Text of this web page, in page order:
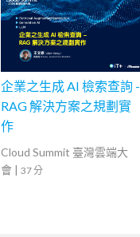
企業之生成 AI 檢索查詢 -
RAG 解決方案之規劃實
作
Cloud Summit 臺灣雲端大
會 | 37 分